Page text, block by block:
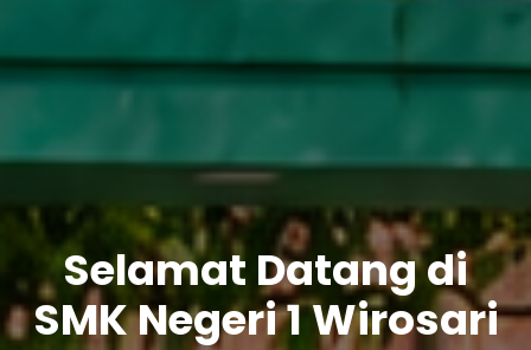
Selamat Datang di
SMK Negeri 1 Wirosari